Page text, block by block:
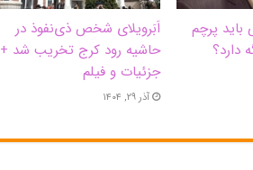
پرچم
دارد؟
اَبَر‌ویلای شخص ذی‌نفوذ در
حاشیه‌ رود کرج تخریب شد +
جزئیات و فیلم
آذر ۲۹, ۱۴۰۴